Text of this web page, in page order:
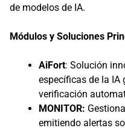
de modelos de IA.
Módulos y Soluciones
AiFort: Solución
específicas de la IA
verificación
MONITOR:
emitiendo alertas